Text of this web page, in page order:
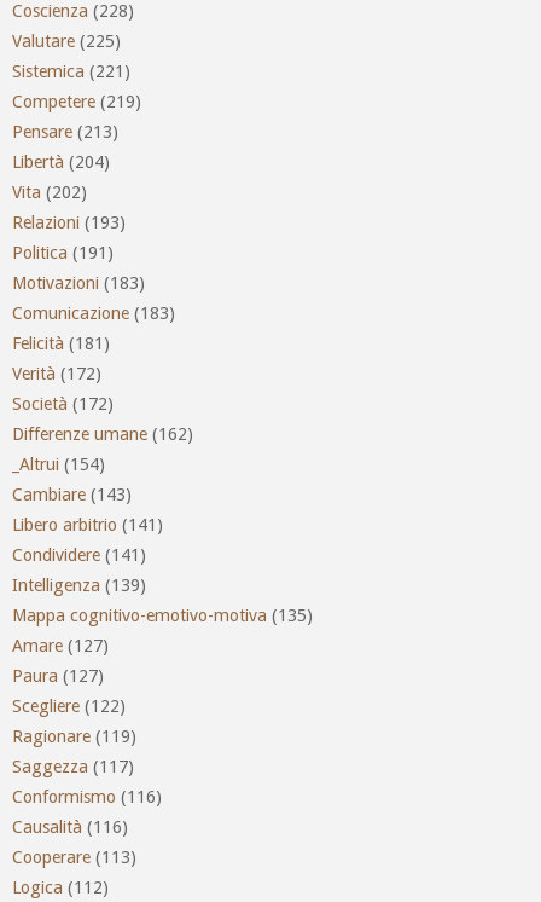
Coscienza (228)
Valutare (225)
Sistemica (221)
Competere (219)
Pensare (213)
Libertà (204)
Vita (202)
Relazioni (193)
Politica (191)
Motivazioni (183)
Comunicazione (183)
Felicità (181)
Verità (172)
Società (172)
Differenze umane (162)
_Altrui (154)
Cambiare (143)
Libero arbitrio (141)
Condividere (141)
Intelligenza (139)
Mappa cognitivo-emotivo-motiva (135)
Amare (127)
Paura (127)
Scegliere (122)
Ragionare (119)
Saggezza (117)
Conformismo (116)
Causalità (116)
Cooperare (113)
Logica (112)